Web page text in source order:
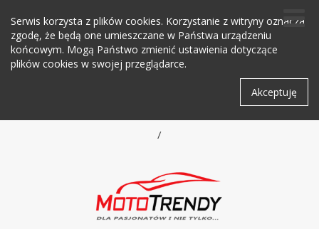
Serwis korzysta z plików cookies. Korzystanie z witryny oznacza
zgodę, że będą one umieszczane w Państwa urządzeniu
końcowym. Mogą Państwo zmienić ustawienia dotyczące
plików cookies w swojej przeglądarce.
Akceptuję
/